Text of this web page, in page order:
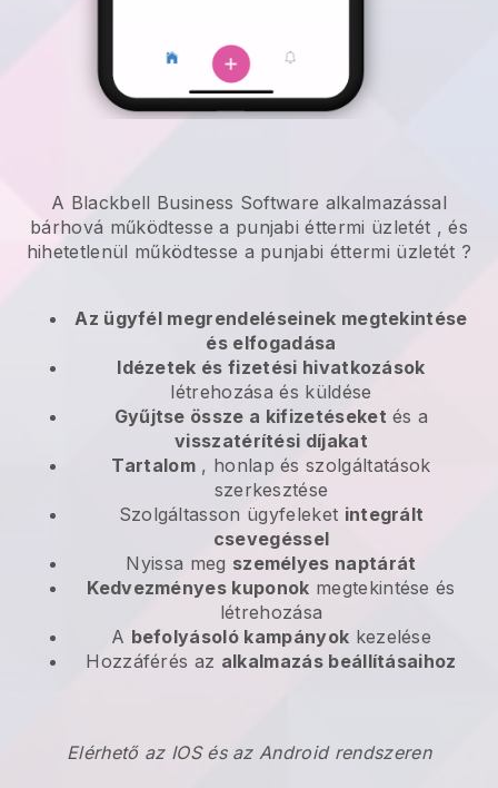
A Blackbell Business Software alkalmazással
bárhová működtesse a punjabi éttermi üzletét , és
hihetetlenül működtesse a punjabi éttermi üzletét ?
Az ügyfél megrendeléseinek megtekintése
és elfogadása
Idézetek és fizetési hivatkozások
létrehozása és küldése
Gyűjtse össze a kifizetéseket és a
visszatérítési díjakat
Tartalom, honlap és szolgáltatások
szerkesztése
Szolgáltasson ügyfeleket integrált
csevegéssel
Nyissa meg személyes naptárát
Kedvezményes kuponok megtekintése és
létrehozása
A befolyásoló kampányok kezelése
Hozzáférés az alkalmazás beállításaihoz
Elérhető az IOS és az Android rendszeren